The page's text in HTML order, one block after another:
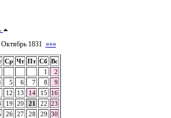
1831 »»»
Ср Чт Пт Сб Вс
1
2
5 6 7 8
9
12 13 14 15
16
19 20 21 22 23
26 27 28 29 30